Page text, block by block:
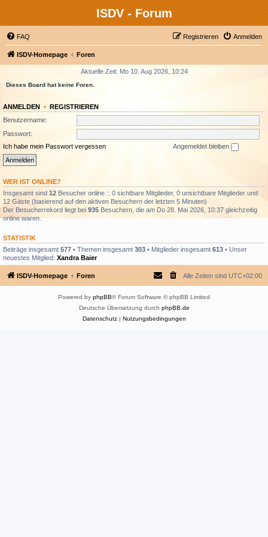
ISDV - Forum
FAQ Anmelden
Registrieren
ISDV-Homepage Foren
Aktuelle Zeit: Mo 10. Aug 2026, 10:24
Dieses Board hat keine Foren.
ANMELDEN • REGISTRIEREN
Benutzername:
Passwort:
Ich habe mein Passwort vergessen
Angemeldet bleiben
WER IST ONLINE?
Insgesamt sind 12 Besucher online :: 0 sichtbare Mitglieder, 0 unsichtbare Mitglieder und
12 Gäste (basierend auf den aktiven Besuchern der letzten 5 Minuten)
Der Besucherrekord liegt bei 935 Besuchern, die am Do 28. Mai 2026, 10:37 gleichzeitig
online waren.
STATISTIK
Beiträge insgesamt 577 • Themen insgesamt 303 • Mitglieder insgesamt 613 • Unser
neuestes Mitglied: Xandra Baier
ISDV-Homepage Foren Alle Zeiten sind UTC+02:00
Powered by phpBB® Forum Software © phpBB Limited
Deutsche Übersetzung durch phpBB.de
Datenschutz| Nutzungsbedingungen